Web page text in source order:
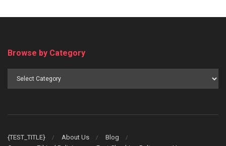
Browse by Category
{TEST_TITLE} About Us
Blog